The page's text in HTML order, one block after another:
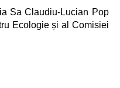
Sa Claudiu-Lucian Pop
Ecologie și al Comisiei